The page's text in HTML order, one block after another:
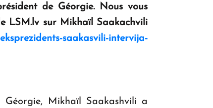
de Géorgie. Nous vous
LSM.lv sur Mikhaïl Saakachvili
saakasvili-intervija-
Géorgie, Mikhaïl Saakashvili a